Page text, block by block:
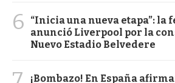
6
“Inicia una nueva etapa”: la
anunció Liverpool por la
Nuevo Estadio Belvedere
¡Bombazo! En España